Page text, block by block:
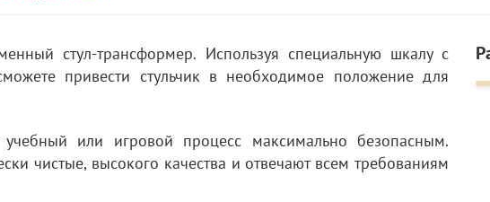
стул-трансформер. Используя специальную шкалу с
привести стульчик в необходимое положение для
или игровой процесс максимально безопасным.
чистые, высокого качества и отвечают всем требованиям